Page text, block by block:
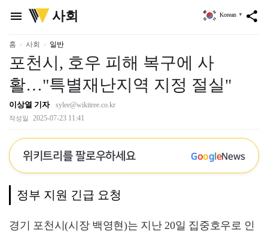
menu
위
키
리
사회 share
Korean ▼
홈 사회 일반
포천시, 호우 피해 복구에 사
활…"특별재난지역 지정 절실"
이상열 기자 sylee@wikitree.co.kr
작성일 2025-07-23 11:41
위키트리를 팔로우하세요 GoogleNews
정부 지원 긴급 요청
경기 포천시(시장 백영현)는 지난 20일 집중호우로 인